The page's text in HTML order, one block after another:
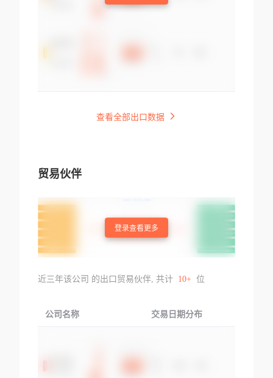
查看全部出口数据
贸易伙伴
登录查看更多
近三年该公司 的出口贸易伙伴, 共计 10+ 位
公司名称 交易日期分布